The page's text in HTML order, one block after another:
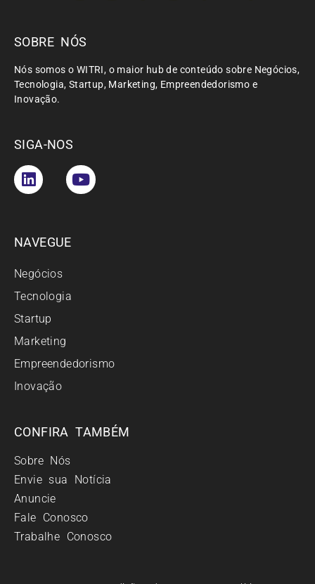
SOBRE NÓS
Nós somos o WITRI, o maior hub de conteúdo sobre Negócios,
Tecnologia, Startup, Marketing, Empreendedorismo e
Inovação.
SIGA-NOS
NAVEGUE
Negócios
Tecnologia
Startup
Marketing
Empreendedorismo
Inovação
CONFIRA TAMBÉM
Sobre Nós
Envie sua Notícia
Anuncie
Fale Conosco
Trabalhe Conosco